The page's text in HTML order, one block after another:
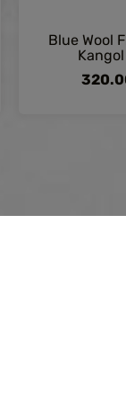
Blue Wool
Kangol